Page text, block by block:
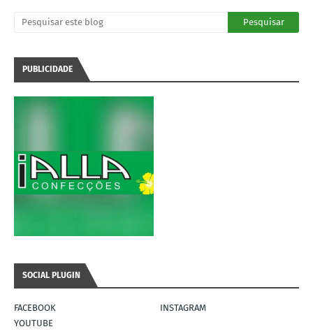
PUBLICIDADE
SOCIAL PLUGIN
FACEBOOK
INSTAGRAM
YOUTUBE